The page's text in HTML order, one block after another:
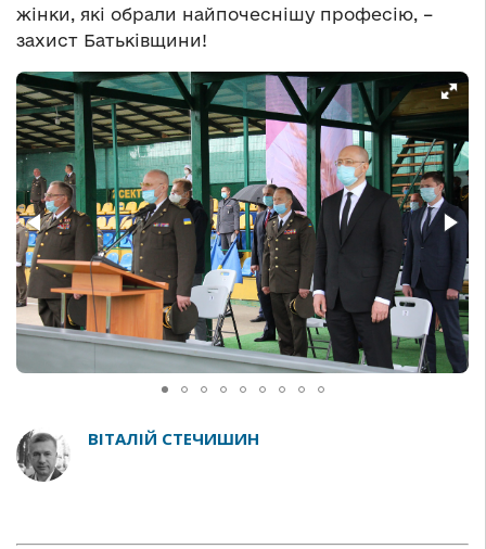
жінки, які обрали найпочеснішу професію, –
захист Батьківщини!
ВІТАЛІЙ СТЕЧИШИН